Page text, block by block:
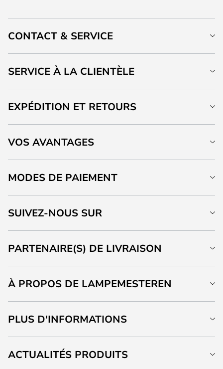
CONTACT & SERVICE
SERVICE À LA CLIENTÈLE
EXPÉDITION ET RETOURS
VOS AVANTAGES
MODES DE PAIEMENT
SUIVEZ-NOUS SUR
PARTENAIRE(S) DE LIVRAISON
À PROPOS DE LAMPEMESTEREN
PLUS D'INFORMATIONS
ACTUALITÉS PRODUITS